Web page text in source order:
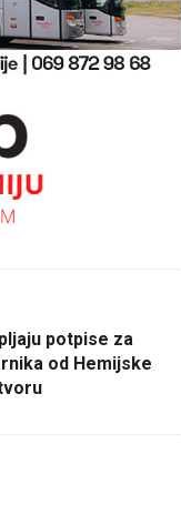
potpise za
od Hemijske